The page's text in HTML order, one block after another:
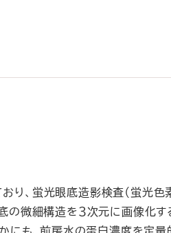
り、蛍光眼底造影検査（蛍光
微細構造を３次元に画像化
、前房水の蛋白濃度を定量的